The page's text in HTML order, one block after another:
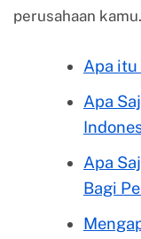
perusahaan kamu.
Apa itu
Apa
Apa
Bagi